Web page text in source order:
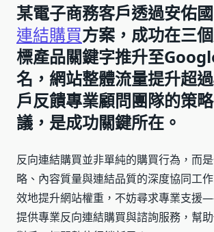
某電子商務客戶透過安佑
連結購買方案，成功在三
標產品關鍵字推升至
名，網站整體流量提升超
戶反饋專業顧問團隊的策
議，是成功關鍵所在。
反向連結購買並非單純的購買行為，而
略、內容質量與連結品質的深度協同工
效地提升網站權重，不妨尋求專業支援
提供專業反向連結購買與諮詢服務，幫